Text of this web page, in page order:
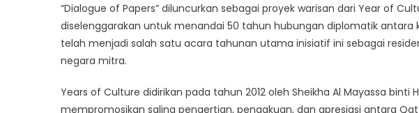
“Dialogue of Papers” diluncurkan sebagai proyek warisan dari Year of
diselenggarakan untuk menandai 50 tahun hubungan diplomatik antara
telah menjadi salah satu acara tahunan utama inisiatif ini sebagai
negara mitra.
Years of Culture didirikan pada tahun 2012 oleh Sheikha Al Mayassa binti
mempromosikan saling pengertian, pengakuan, dan apresiasi antara